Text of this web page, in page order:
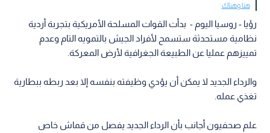
هنا وهناك
رؤيا - روسيا اليوم - بدأت القوات المسلحة الأمريكية بتجربة أردية
نظامية مستحدثة ستسمح لأفراد الجيش بالتمويه التام وعدم
تمييزهم عمليا عن الطبيعة الجغرافية لأرض المعركة.
والرداء الجديد لا يمكن أن يؤدي وظيفته بنفسه إلا بعد ربطه ببطارية
تغذي عمله.
علم صحفيون أجانب بأن الرداء الجديد يفصل من قماش خاص